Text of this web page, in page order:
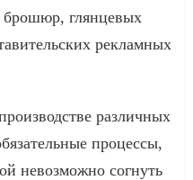
брошюр, глянцевых
рекламных
различных
процессы,
невозможно согнуть